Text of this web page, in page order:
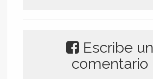
Escribe un
comentario